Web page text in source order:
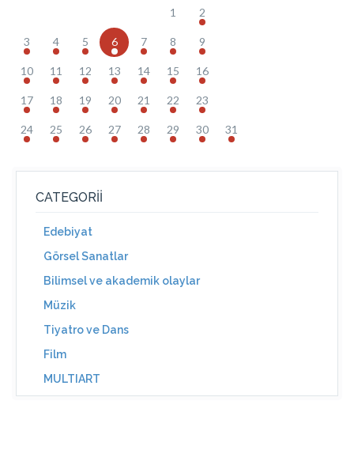
1 2
3 4 5 6 7 8 9
10 11 12 13 14 15 16
17 18 19 20 21 22 23
24 25 26 27 28 29 30 31
CATEGORII
Edebiyat
Görsel Sanatlar
Bilimsel ve akademik olaylar
Müzik
Tiyatro ve Dans
Film
MULTIART